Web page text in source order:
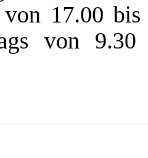
von 17.00
von